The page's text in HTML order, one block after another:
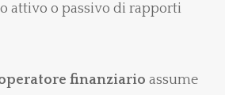
attivo o passivo di rapporti
finanziario assume